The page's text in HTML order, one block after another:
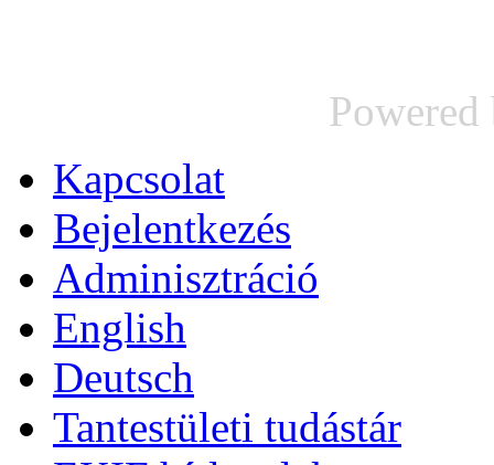
Kapcsolat
Bejelentkezés
Adminisztráció
English
Deutsch
Tantestületi tudástár